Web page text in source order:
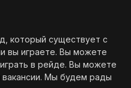
который существует с
вы играете. Вы можете
в рейде. Вы можете
вакансии. Мы будем рады